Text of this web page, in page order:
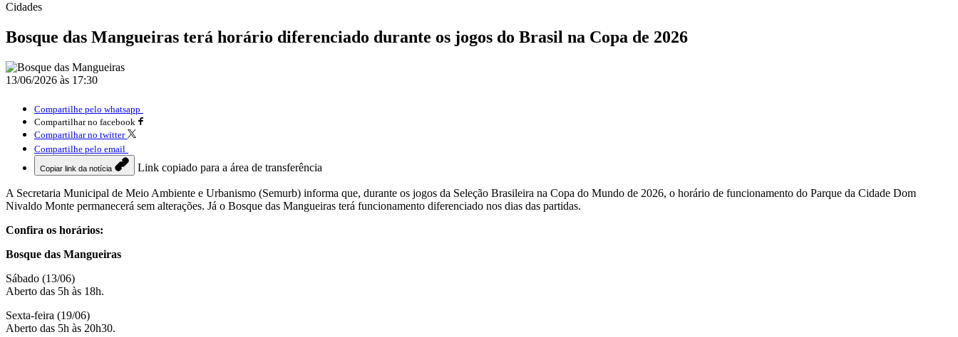
Cidades
Bosque das Mangueiras terá horário diferenciado durante os jogos do Brasil na Copa de 2026
13/06/2026 às 17:30
Compartilhe pelo whatsapp
Compartilhar no facebook
Compartilhar no twitter
Compartilhe pelo email
Copiar link da notícia Link copiado para a área de transferência
A Secretaria Municipal de Meio Ambiente e Urbanismo (Semurb) informa que, durante os jogos da Seleção Brasileira na Copa do Mundo de 2026, o horário de funcionamento do Parque da Cidade Dom
Nivaldo Monte permanecerá sem alterações. Já o Bosque das Mangueiras terá funcionamento diferenciado nos dias das partidas.
Confira os horários:
Bosque das Mangueiras
Sábado (13/06)
Aberto das 5h às 18h.
Sexta-feira (19/06)
Aberto das 5h às 20h30.